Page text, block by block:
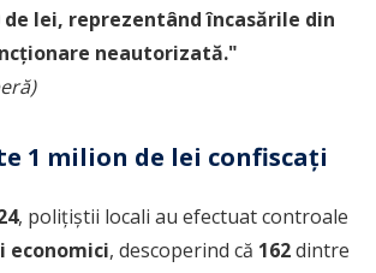
de lei, reprezentând încasările din
neautorizată."
1 milion de lei confiscați
, polițiștii locali au efectuat controale
economici, descoperind că 162dintre